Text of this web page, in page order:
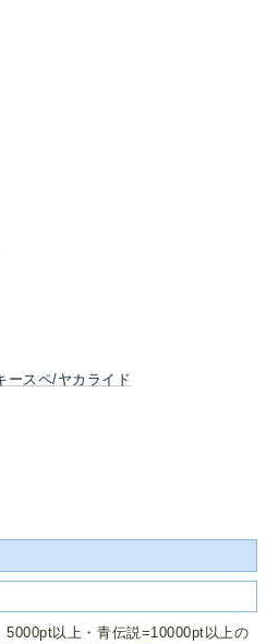
ースペ/ヤカライド
以上・青伝説=10000pt以上の